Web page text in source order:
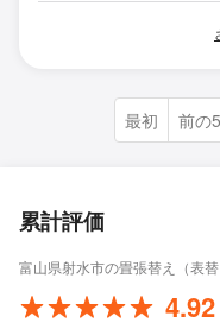
最初 前の
累計評価
富山県射水市の畳張替え（表
4.92